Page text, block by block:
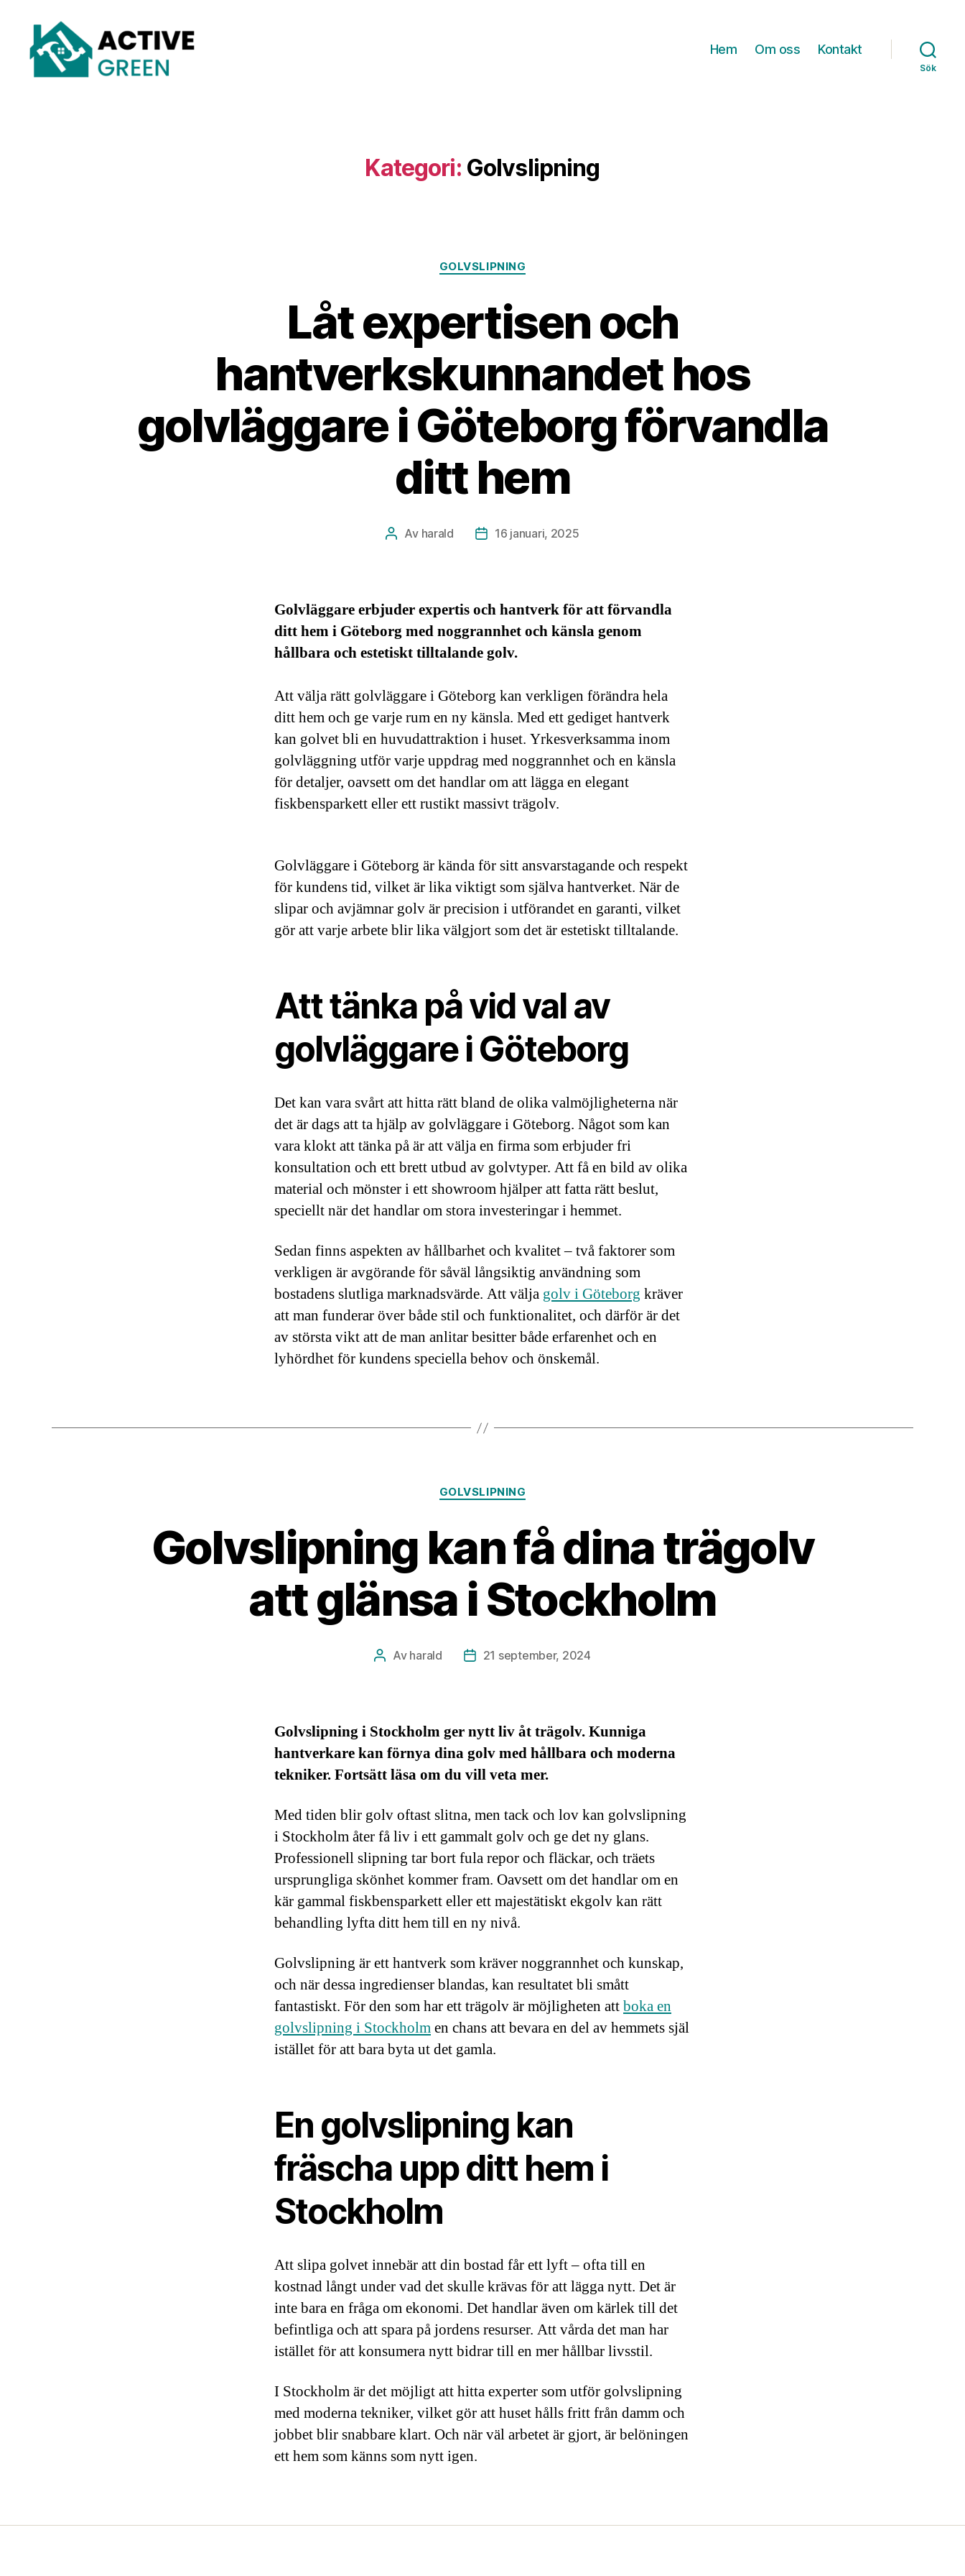
Hem Om oss Kontakt
Sök
Kategori: Golvslipning
Kategorier
GOLVSLIPNING
Låt expertisen och
hantverkskunnandet hos
golvläggare i Göteborg förvandla
ditt hem
Inläggsförfattare
Av harald Inläggsdatum
16 januari, 2025
Golvläggare erbjuder expertis och hantverk för att förvandla
ditt hem i Göteborg med noggrannhet och känsla genom
hållbara och estetiskt tilltalande golv.
Att välja rätt golvläggare i Göteborg kan verkligen förändra hela
ditt hem och ge varje rum en ny känsla. Med ett gediget hantverk
kan golvet bli en huvudattraktion i huset. Yrkesverksamma inom
golvläggning utför varje uppdrag med noggrannhet och en känsla
för detaljer, oavsett om det handlar om att lägga en elegant
fiskbensparkett eller ett rustikt massivt trägolv.
Golvläggare i Göteborg är kända för sitt ansvarstagande och respekt
för kundens tid, vilket är lika viktigt som själva hantverket. När de
slipar och avjämnar golv är precision i utförandet en garanti, vilket
gör att varje arbete blir lika välgjort som det är estetiskt tilltalande.
Att tänka på vid val av
golvläggare i Göteborg
Det kan vara svårt att hitta rätt bland de olika valmöjligheterna när
det är dags att ta hjälp av golvläggare i Göteborg. Något som kan
vara klokt att tänka på är att välja en firma som erbjuder fri
konsultation och ett brett utbud av golvtyper. Att få en bild av olika
material och mönster i ett showroom hjälper att fatta rätt beslut,
speciellt när det handlar om stora investeringar i hemmet.
Sedan finns aspekten av hållbarhet och kvalitet – två faktorer som
verkligen är avgörande för såväl långsiktig användning som
bostadens slutliga marknadsvärde. Att välja golv i Göteborg kräver
att man funderar över både stil och funktionalitet, och därför är det
av största vikt att de man anlitar besitter både erfarenhet och en
lyhördhet för kundens speciella behov och önskemål.
Kategorier
GOLVSLIPNING
Golvslipning kan få dina trägolv
att glänsa i Stockholm
Inläggsförfattare
Av harald Inläggsdatum
21 september, 2024
Golvslipning i Stockholm ger nytt liv åt trägolv. Kunniga
hantverkare kan förnya dina golv med hållbara och moderna
tekniker. Fortsätt läsa om du vill veta mer.
Med tiden blir golv oftast slitna, men tack och lov kan golvslipning
i Stockholm åter få liv i ett gammalt golv och ge det ny glans.
Professionell slipning tar bort fula repor och fläckar, och träets
ursprungliga skönhet kommer fram. Oavsett om det handlar om en
kär gammal fiskbensparkett eller ett majestätiskt ekgolv kan rätt
behandling lyfta ditt hem till en ny nivå.
Golvslipning är ett hantverk som kräver noggrannhet och kunskap,
och när dessa ingredienser blandas, kan resultatet bli smått
fantastiskt. För den som har ett trägolv är möjligheten attboka en
golvslipning i Stockholmen chans att bevara en del av hemmets själ
istället för att bara byta ut det gamla.
En golvslipning kan
fräscha upp ditt hem i
Stockholm
Att slipa golvet innebär att din bostad får ett lyft – ofta till en
kostnad långt under vad det skulle krävas för att lägga nytt. Det är
inte bara en fråga om ekonomi. Det handlar även om kärlek till det
befintliga och att spara på jordens resurser. Att vårda det man har
istället för att konsumera nytt bidrar till en mer hållbar livsstil.
I Stockholm är det möjligt att hitta experter som utför golvslipning
med moderna tekniker, vilket gör att huset hålls fritt från damm och
jobbet blir snabbare klart. Och när väl arbetet är gjort, är belöningen
ett hem som känns som nytt igen.